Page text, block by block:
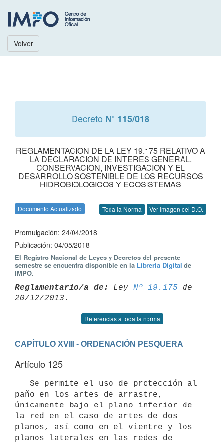
Volver
Decreto N° 115/018
REGLAMENTACION DE LA LEY 19.175 RELATIVO A
LA DECLARACION DE INTERES GENERAL.
CONSERVACION, INVESTIGACION Y EL
DESARROLLO SOSTENIBLE DE LOS RECURSOS
HIDROBIOLOGICOS Y ECOSISTEMAS
Documento Actualizado Toda la Norma Ver Imagen del D.O.
Promulgación: 24/04/2018
Publicación: 04/05/2018
El Registro Nacional de Leyes y Decretos del presente
semestre se encuentra disponible en la Librería Digital de
IMPO.
Reglamentario/a de: Ley Nº 19.175 de
Referencias a toda la norma
CAPÍTULO XVIII - ORDENACIÓN PESQUERA
Artículo 125
paño en los artes de arrastre,
únicamente bajo el plano inferior de
la red en el caso de artes de dos
planos, así como en el vientre y los
planos laterales en las redes de